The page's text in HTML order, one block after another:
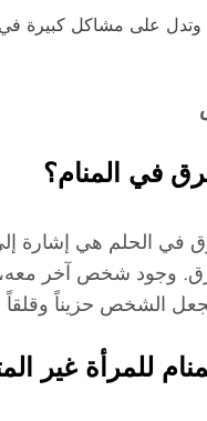
على مشاكل كبيرة في
في المنام؟
في الحلم هي إشارة
وجود شخص آخر معه،
الشخص حزيناً وقلقاً
للمرأة غير